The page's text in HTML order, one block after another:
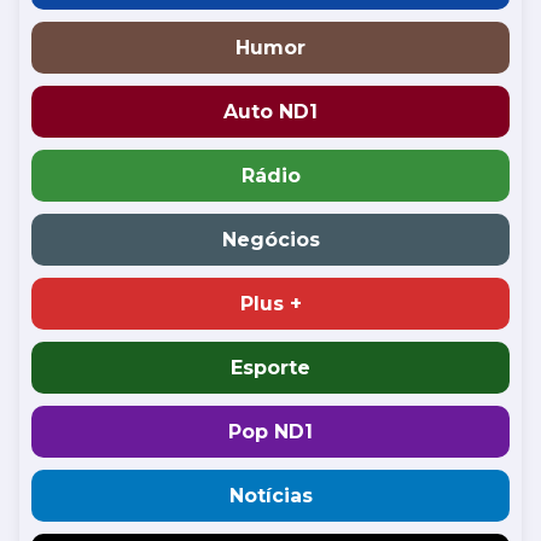
Humor
Auto ND1
Rádio
Negócios
Plus +
Esporte
Pop ND1
Notícias